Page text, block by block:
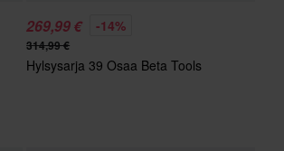
269,99 € -14%
314,99 €
Hylsysarja 39 Osaa Beta Tools